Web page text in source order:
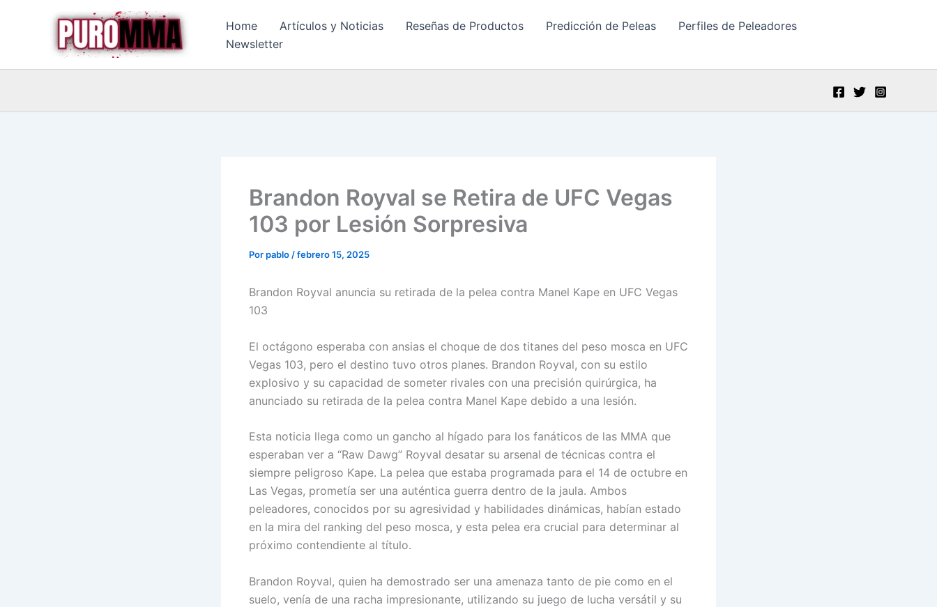
Home Artículos y Noticias Reseñas de Productos Predicción de Peleas
Perfiles de Peleadores
Newsletter
Brandon Royval se Retira de UFC Vegas
103 por Lesión Sorpresiva
Porpablo /febrero 15, 2025
Brandon Royval anuncia su retirada de la pelea contra Manel Kape en UFC Vegas
103
El octágono esperaba con ansias el choque de dos titanes del peso mosca en UFC
Vegas 103, pero el destino tuvo otros planes. Brandon Royval, con su estilo
explosivo y su capacidad de someter rivales con una precisión quirúrgica, ha
anunciado su retirada de la pelea contra Manel Kape debido a una lesión.
Esta noticia llega como un gancho al hígado para los fanáticos de las MMA que
esperaban ver a “Raw Dawg” Royval desatar su arsenal de técnicas contra el
siempre peligroso Kape. La pelea que estaba programada para el 14 de octubre en
Las Vegas, prometía ser una auténtica guerra dentro de la jaula. Ambos
peleadores, conocidos por su agresividad y habilidades dinámicas, habían estado
en la mira del ranking del peso mosca, y esta pelea era crucial para determinar al
próximo contendiente al título.
Brandon Royval, quien ha demostrado ser una amenaza tanto de pie como en el
suelo, venía de una racha impresionante, utilizando su juego de lucha versátil y su